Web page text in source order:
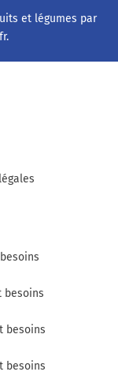
et légumes par
.
besoins
besoins
besoins